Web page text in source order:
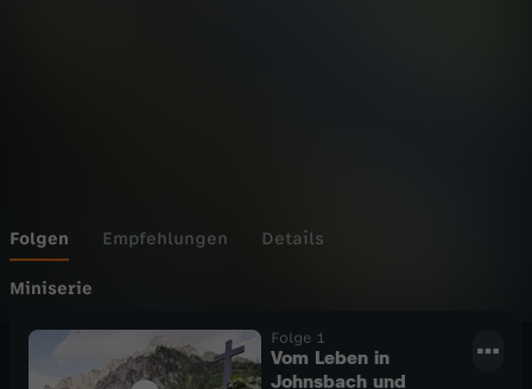
r
ö
Folgen Empfehlungen Details
Miniserie
Folge 1
Vom Leben in
Johnsbach und